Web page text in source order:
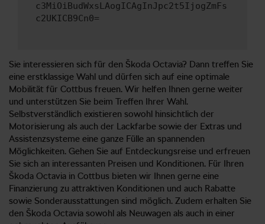
c3MiOiBudWxsLAogICAgInJpc2t5IjogZmFs
c2UKICB9Cn0=
Sie interessieren sich für den Škoda Octavia? Dann treffen Sie
eine erstklassige Wahl und dürfen sich auf eine optimale
Mobilität für Cottbus freuen. Wir helfen Ihnen gerne weiter
und unterstützen Sie beim Treffen Ihrer Wahl.
Selbstverständlich existieren sowohl hinsichtlich der
Motorisierung als auch der Lackfarbe sowie der Extras und
Assistenzsysteme eine ganze Fülle an spannenden
Möglichkeiten. Gehen Sie auf Entdeckungsreise und erfreuen
Sie sich an interessanten Preisen und Konditionen. Für Ihren
Škoda Octavia in Cottbus bieten wir Ihnen gerne eine
Finanzierung zu attraktiven Konditionen und auch Rabatte
sowie Sonderausstattungen sind möglich. Zudem erhalten Sie
den Škoda Octavia sowohl als Neuwagen als auch in einer